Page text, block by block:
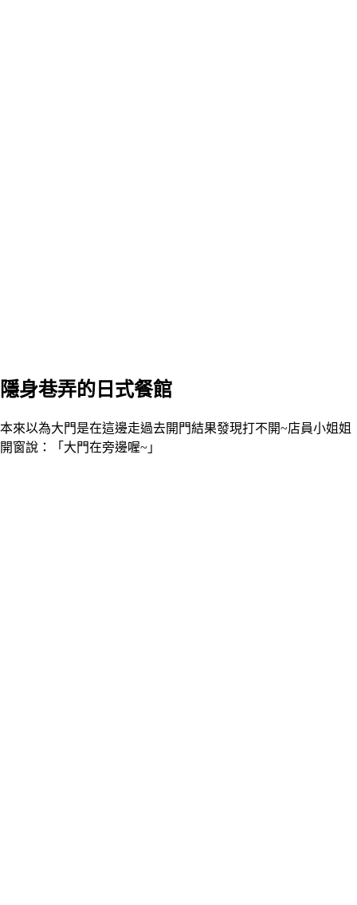
隱身巷弄的日式餐館
本來以為大門是在這邊走過去開門結果發現打不開~店員小姐姐
開窗說：「大門在旁邊喔~」